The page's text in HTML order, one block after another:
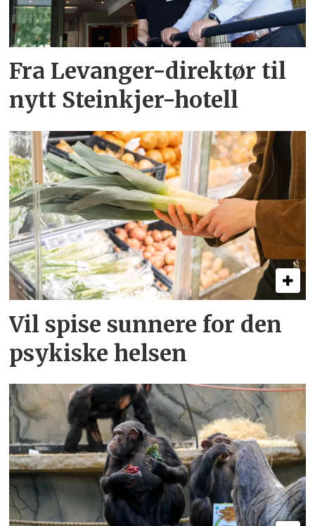
Fra Levanger-direktør til
nytt Steinkjer-hotell
Vil spise sunnere for den
psykiske helsen